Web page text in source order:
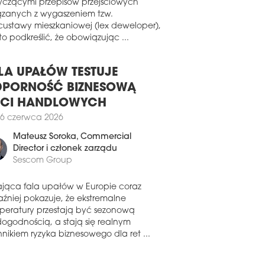
Mirbud podpisała dwie umowy na
dróg ekspresowych dla GDDKiA
kontrakt z PKP PLK. Portfel zamówień
wynosi obecnie 8,6 mld zł netto.
ZACZYNA OPERACJĘ
podpisał umowę na przebudowę
Wojskowego w Szczecinie. Wartość
I MAZOWSZE W
rozwoju polskiego rynku
są coraz bardziej
regionalnie. Jedno pozostaje
bez zmian – skala planowanych
wciąż rośnie.
z pojawiającymi się pytaniami
przepisów przejściowych
z wygaszeniem tzw.
mieszkaniowej (lex deweloper),
UPAŁÓW TESTUJE
BIZNESOWĄ
HANDLOWYCH
26 czerwca 2026
Mateusz Soroka, Commercial
Director i członek zarządu
fala upałów w Europie coraz
pokazuje, że ekstremalne
przestają być sezonową
a stają się realnym